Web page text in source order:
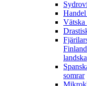
Vätska
somrar